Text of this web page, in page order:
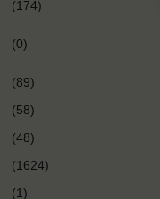
(174)
(0)
(89)
(58)
(48)
(1624)
(1)